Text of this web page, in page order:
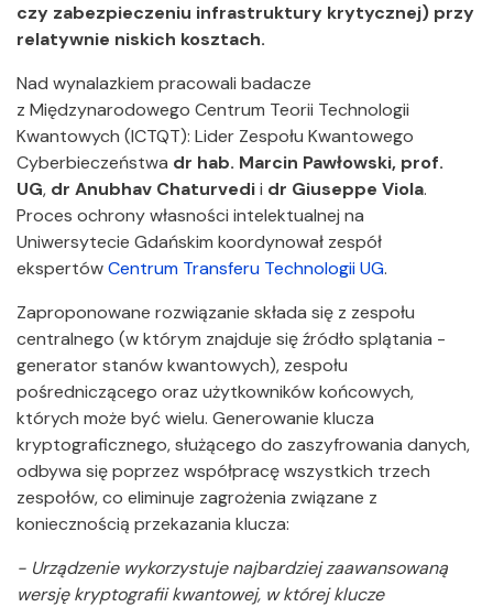
czy zabezpieczeniu infrastruktury krytycznej) przy
relatywnie niskich kosztach.
Nad wynalazkiem pracowali badacze
z Międzynarodowego Centrum Teorii Technologii
Kwantowych (ICTQT): Lider Zespołu Kwantowego
Cyberbieczeństwa dr hab. Marcin Pawłowski, prof.
UG, dr Anubhav Chaturvedii dr Giuseppe Viola.
Proces ochrony własności intelektualnej na
Uniwersytecie Gdańskim koordynował zespół
ekspertówCentrum Transferu Technologii UG.
Zaproponowane rozwiązanie składa się z zespołu
centralnego (w którym znajduje się źródło splątania -
generator stanów kwantowych), zespołu
pośredniczącego oraz użytkowników końcowych,
których może być wielu. Generowanie klucza
kryptograficznego, służącego do zaszyfrowania danych,
odbywa się poprzez współpracę wszystkich trzech
zespołów, co eliminuje zagrożenia związane z
koniecznością przekazania klucza:
- Urządzenie wykorzystuje najbardziej zaawansowaną
wersję kryptografii kwantowej, w której klucze